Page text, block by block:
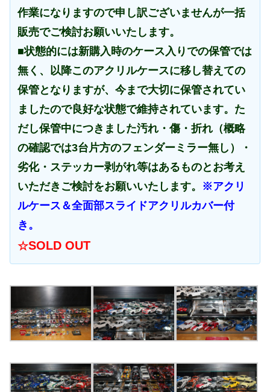
作業になりますので申し訳ございませんが一括
販売でご検討お願いいたします。
■状態的には新購入時のケース入りでの保管では
無く、以降このアクリルケースに移し替えての
保管となりますが、今まで大切に保管されてい
ましたので良好な状態で維持されています。た
だし保管中につきました汚れ・傷・折れ（概略
の確認では3台片方のフェンダーミラー無し）・
劣化・ステッカー剥がれ等はあるものとお考え
いただきご検討をお願いいたします。 ※アクリ
ルケース＆全面部スライドアクリルカバー付
き。
☆SOLD OUT